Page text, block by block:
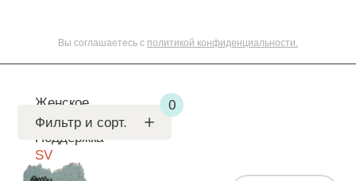
Вы соглашаетесь с политикой конфиденциальности.
Женское
Мужское
Поддержка
SV
Фильтр и сорт.